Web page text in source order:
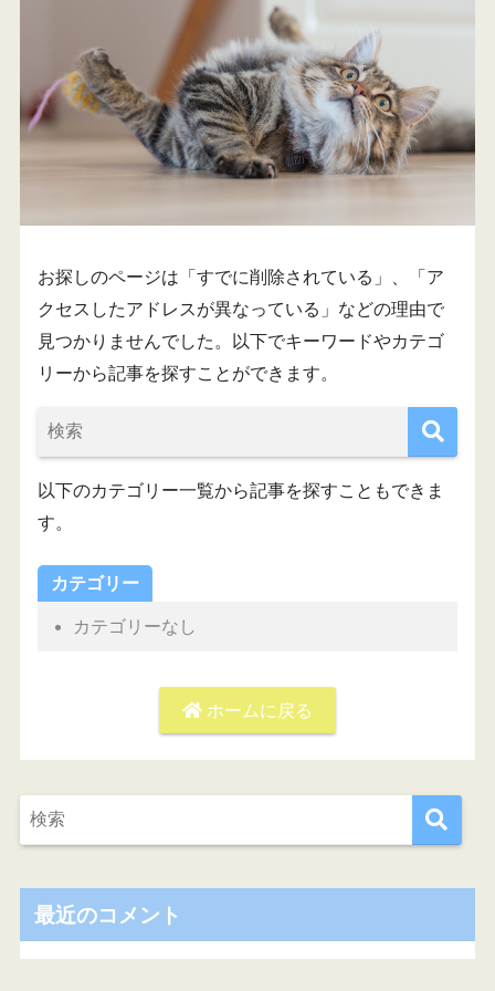
お探しのページは「すでに削除されている」、「ア
クセスしたアドレスが異なっている」などの理由で
見つかりませんでした。以下でキーワードやカテゴ
リーから記事を探すことができます。
以下のカテゴリー一覧から記事を探すこともできま
す。
カテゴリー
カテゴリーなし
ホームに戻る
最近のコメント